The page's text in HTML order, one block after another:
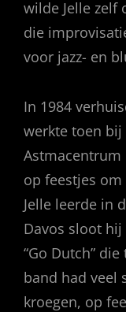
wilde Jelle zelf
die
voor jazz- en
In 1984
werkte toen
Astmacentrum
op feestjes
Jelle leerde in
Davos sloot
“Go Dutch”
band had veel
kroegen, op